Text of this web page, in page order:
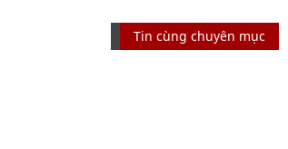
Tin cùng chuyên mục